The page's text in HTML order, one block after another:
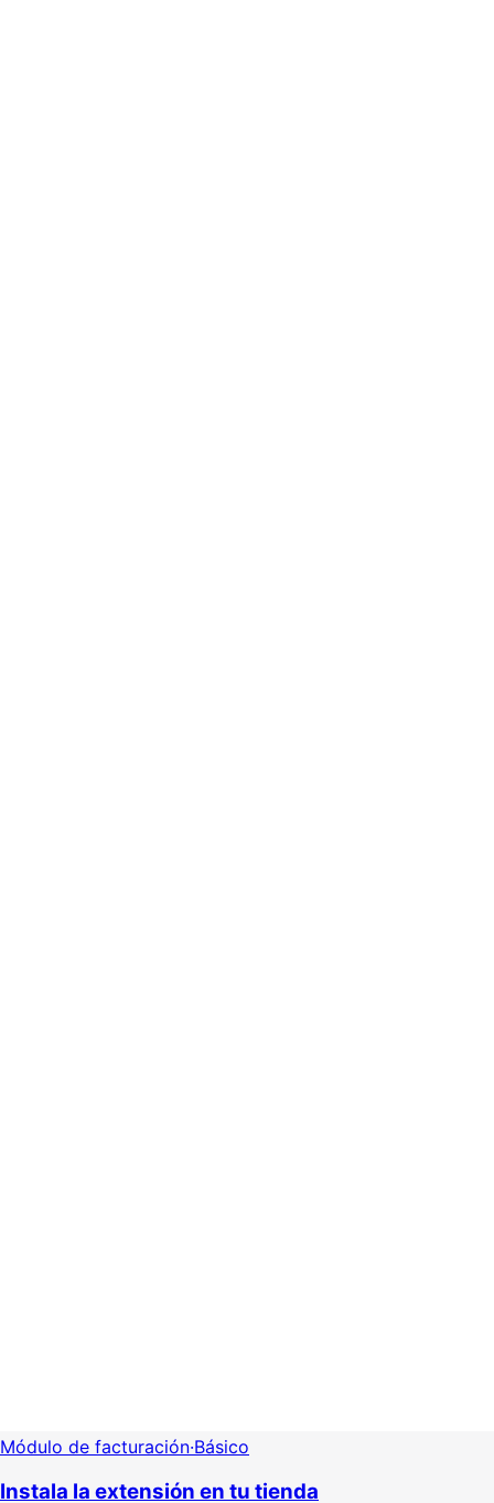
Módulo de facturación·Básico
Instala la extensión en tu tienda